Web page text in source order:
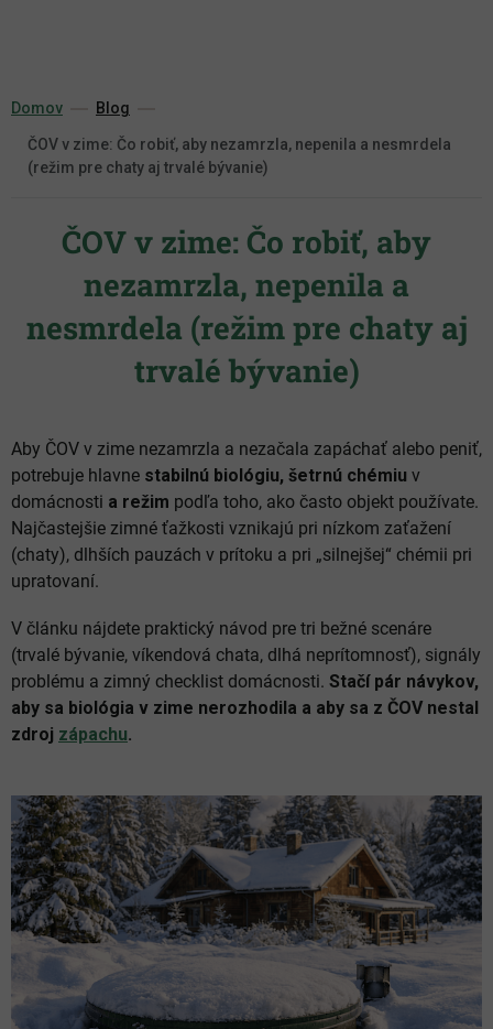
Domov Blog
ČOV v zime: Čo robiť, aby nezamrzla, nepenila a nesmrdela
(režim pre chaty aj trvalé bývanie)
ČOV v zime: Čo robiť, aby
nezamrzla, nepenila a
nesmrdela (režim pre chaty aj
trvalé bývanie)
Aby ČOV v zime nezamrzla a nezačala zapáchať alebo peniť,
potrebuje hlavne stabilnú biológiu, šetrnú chémiu v
domácnosti a režim podľa toho, ako často objekt používate.
Najčastejšie zimné ťažkosti vznikajú pri nízkom zaťažení
(chaty), dlhších pauzách v prítoku a pri „silnejšej“ chémii pri
upratovaní.
V článku nájdete praktický návod pre tri bežné scenáre
(trvalé bývanie, víkendová chata, dlhá neprítomnosť), signály
problému a zimný checklist domácnosti. Stačí pár návykov,
aby sa biológia v zime nerozhodila a aby sa z ČOV nestal
zdroj zápachu.